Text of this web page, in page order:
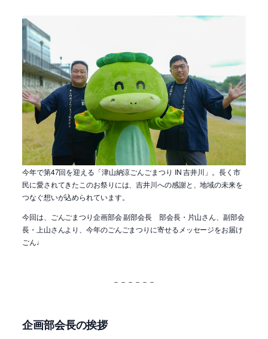
今年で第47回を迎える「津山納涼ごんごまつり IN 吉井川」。長く市
民に愛されてきたこのお祭りには、吉井川への感謝と、地域の未来を
つなぐ想いが込められています。
今回は、ごんごまつり企画部会 副部会長 部会長・片山さん、副部会
長・上山さんより、今年のごんごまつりに寄せるメッセージをお届け
ごん♩
－－－－－－
企画部会長の挨拶